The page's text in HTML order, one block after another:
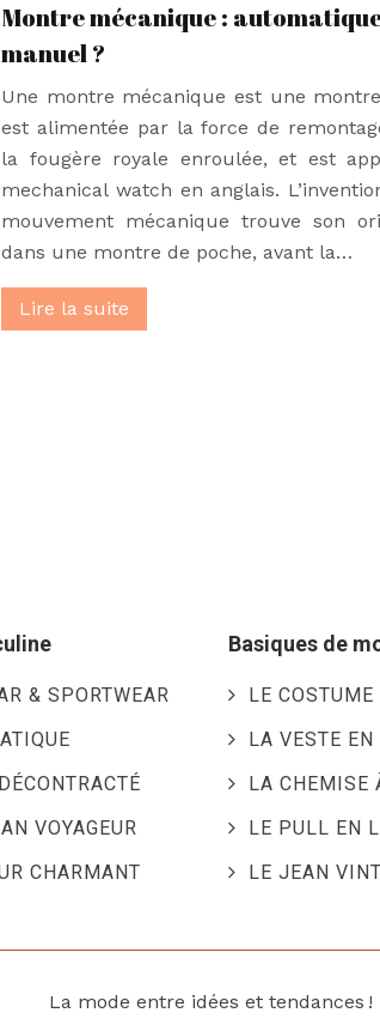
Montre mécanique :
manuel ?
Une montre mécanique est une
est alimentée par la force de
la fougère royale enroulée, et est
mechanical watch en anglais.
mouvement mécanique trouve son
dans une montre de poche, avant la…
Lire la suite
& SPORTWEAR
VOYAGEUR
CHARMANT
Basiques de
LE
LA VESTE EN
LA CHEMISE
LE PULL EN
LE JEAN
La mode entre idées et tendances !